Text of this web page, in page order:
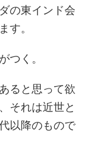
の東インド会
す。
つく。
ると思って欲
それは近世と
以降のもので